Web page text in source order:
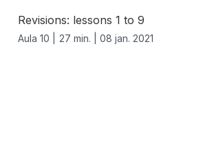
Revisions: lessons 1 to 9
Aula 10 | 27 min. | 08 jan. 2021